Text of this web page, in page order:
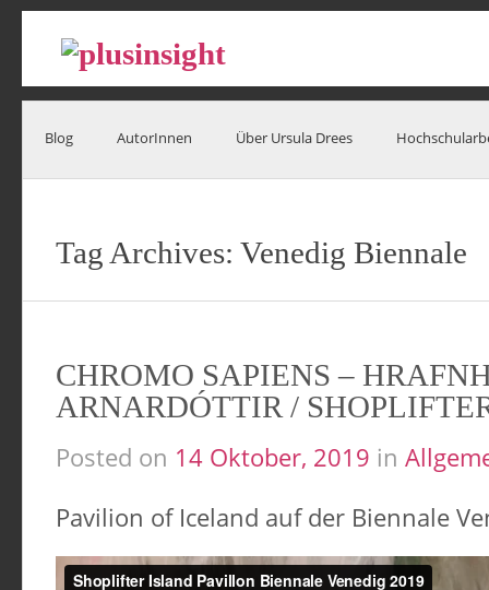
Blog AutorInnen Über Ursula Drees
Tag Archives: Venedig Biennale
CHROMO SAPIENS –
ARNARDÓTTIR /
Posted on 14 Oktober, 2019 in
Pavilion of Iceland auf der Biennale